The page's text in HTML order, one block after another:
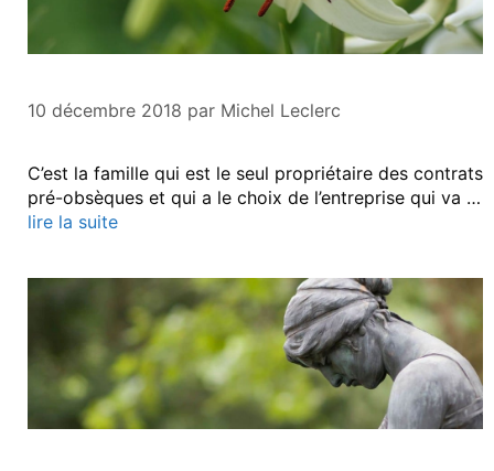
10 décembre 2018 par Michel Leclerc
C’est la famille qui est le seul propriétaire des contrats
pré-obsèques et qui a le choix de l’entreprise qui va …
lire la suite